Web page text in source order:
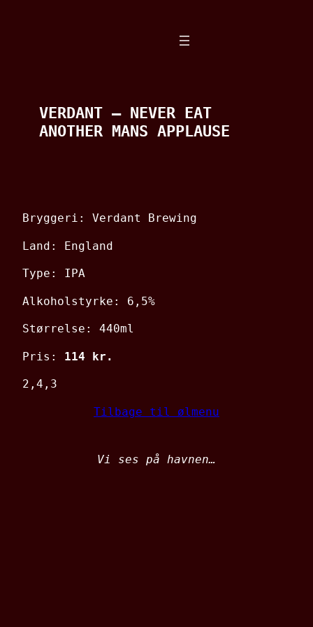
VERDANT – NEVER EAT
ANOTHER MANS APPLAUSE
Bryggeri: Verdant Brewing
Land: England
Type: IPA
Alkoholstyrke: 6,5%
Størrelse: 440ml
Pris: 114 kr.
2,4,3
Tilbage til ølmenu
Vi ses på havnen…